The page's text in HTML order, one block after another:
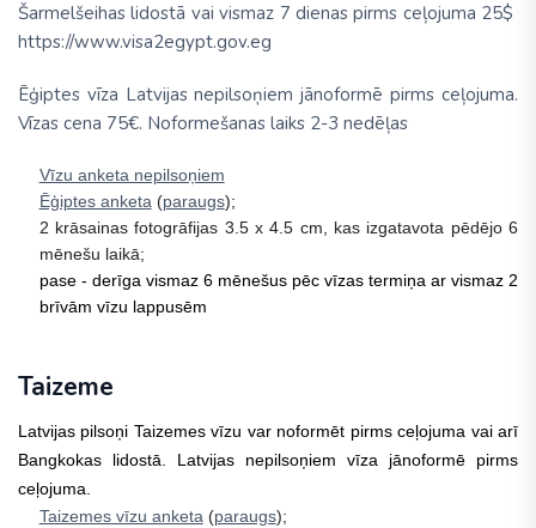
Šarmelšeihas lidostā vai vismaz 7 dienas pirms ceļojuma 25$
https://www.visa2egypt.gov.eg
Ēģiptes vīza Latvijas nepilsoņiem jānoformē pirms ceļojuma.
Vīzas cena 75€. Noformešanas laiks 2-3 nedēļas
Vīzu anketa nepilsoņiem
Ēģiptes anketa (paraugs);
2 krāsainas fotogrāfijas 3.5 x 4.5 cm, kas izgatavota pēdējo 6
mēnešu laikā;
pase - derīga vismaz 6 mēnešus pēc vīzas termiņa ar vismaz 2
brīvām vīzu lappusēm
Taizeme
Latvijas pilsoņi Taizemes vīzu var noformēt pirms ceļojuma vai arī
Bangkokas lidostā. Latvijas nepilsoņiem vīza jānoformē pirms
ceļojuma.
Taizemes vīzu anketa (paraugs);